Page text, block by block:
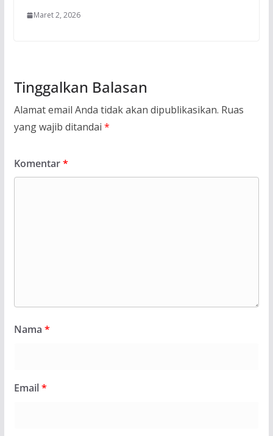
Maret 2, 2026
Tinggalkan Balasan
Alamat email Anda tidak akan dipublikasikan. Ruas
yang wajib ditandai *
Komentar*
Nama *
Email*